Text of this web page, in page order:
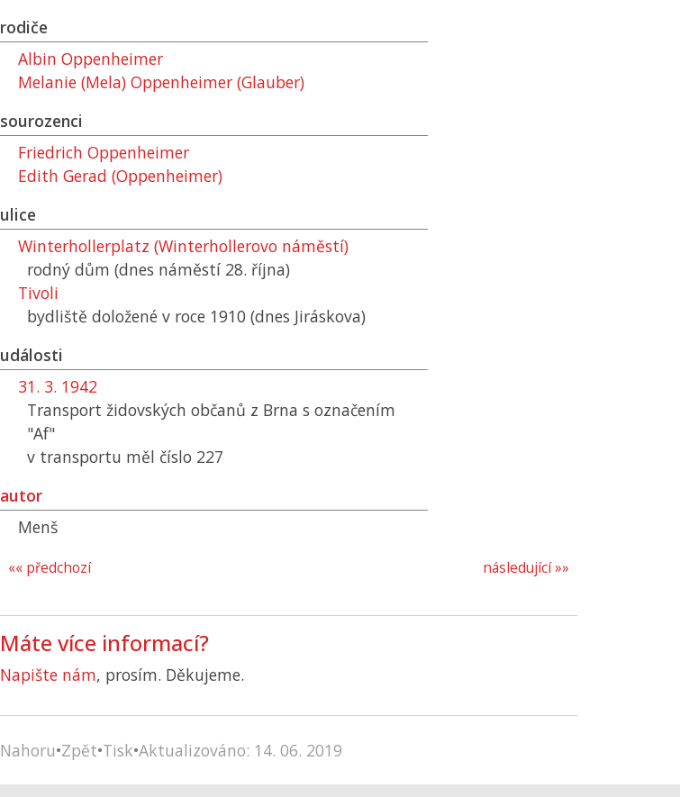
rodiče
Albin Oppenheimer
Melanie (Mela) Oppenheimer (Glauber)
sourozenci
Friedrich Oppenheimer
Edith Gerad (Oppenheimer)
ulice
Winterhollerplatz (Winterhollerovo náměstí)
rodný dům (dnes náměstí 28. října)
Tivoli
bydliště doložené v roce 1910 (dnes Jiráskova)
události
31. 3. 1942
Transport židovských občanů z Brna s označením
"Af"
v transportu měl číslo 227
autor
Menš
následující »»
«« předchozí
Máte více informací?
Napište nám, prosím. Děkujeme.
Nahoru•Zpět•Tisk•Aktualizováno: 14. 06. 2019